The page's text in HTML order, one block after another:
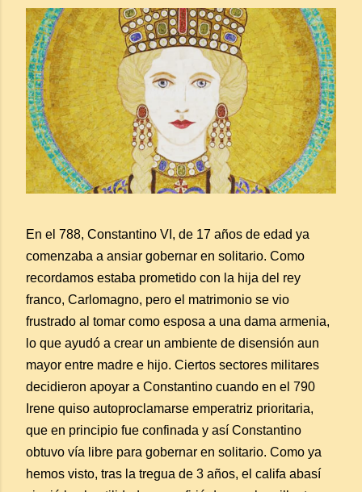
En el 788, Constantino VI, de 17 años de edad ya
comenzaba a ansiar gobernar en solitario. Como
recordamos estaba prometido con la hija del rey
franco, Carlomagno, pero el matrimonio se vio
frustrado al tomar como esposa a una dama armenia,
lo que ayudó a crear un ambiente de disensión aun
mayor entre madre e hijo. Ciertos sectores militares
decidieron apoyar a Constantino cuando en el 790
Irene quiso autoproclamarse emperatriz prioritaria,
que en principio fue confinada y así Constantino
obtuvo vía libre para gobernar en solitario. Como ya
hemos visto, tras la tregua de 3 años, el califa abasí